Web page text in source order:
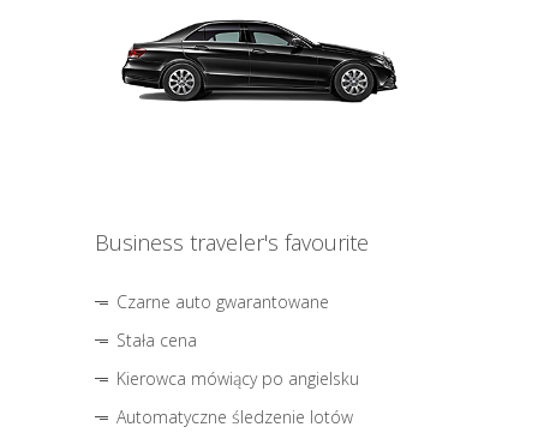
Business traveler's favourite
Czarne auto gwarantowane
Stała cena
Kierowca mówiący po angielsku
Automatyczne śledzenie lotów